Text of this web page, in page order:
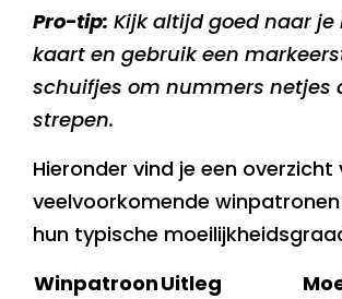
Pro-tip: Kijk altijd goed naar
kaart en gebruik een
schuifjes om nummers netjes
strepen.
Hieronder vind je een overzicht
veelvoorkomende
hun typische
WinpatroonUitleg